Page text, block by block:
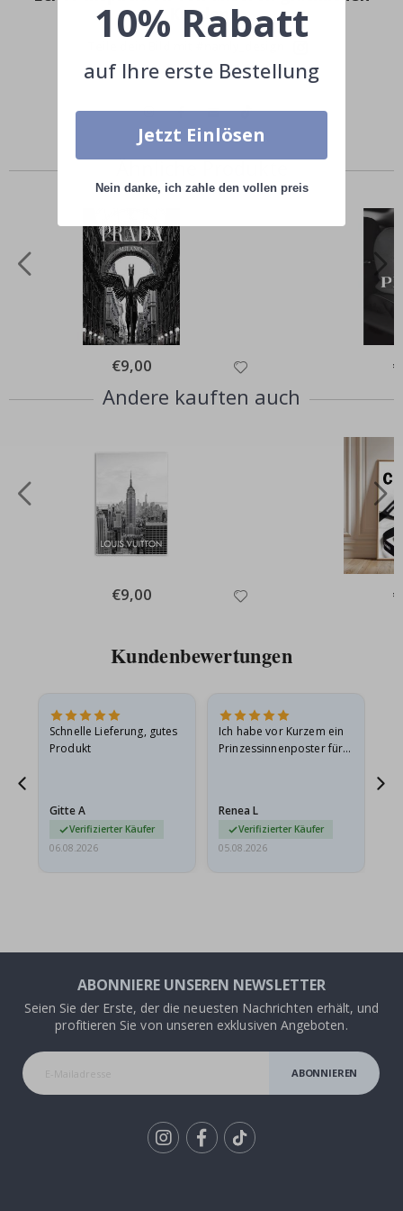
Kunden!
Ähnliche Produkte
Special
Price
€9,00
Andere kauften auch
Special
Price
€9,00
Kundenbewertungen
Schnelle Lieferung, gutes
Produkt
Gitte A
Verifizierter Käufer
06.08.2026
Ich habe vor Kurzem ein
Prinzessinnenposter für
beschädigt…
Renea L
Verifizierter Käufer
05.08.2026
ABONNIERE UNSEREN NEWSLETTER
Seien Sie der Erste, der die neuesten Nachrichten erhält, und
profitieren Sie von unseren exklusiven Angeboten.
ABONNIEREN
10% Rabatt
auf Ihre erste Bestellung
Jetzt Einlösen
Nein danke, ich zahle den vollen preis